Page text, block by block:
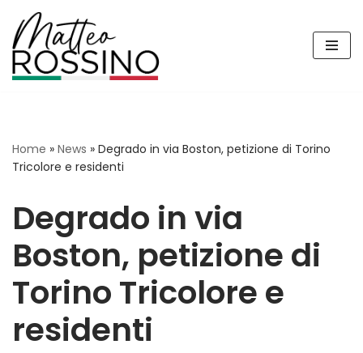
Vai
al
contenuto
Home » News » Degrado in via Boston, petizione di Torino
Tricolore e residenti
Degrado in via
Boston, petizione di
Torino Tricolore e
residenti